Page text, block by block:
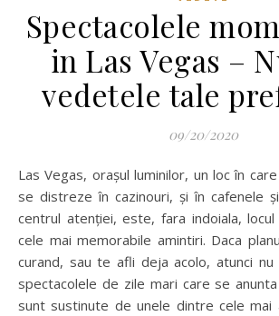
Spectacolele
in Las Vegas –
vedetele tale
09/20/2020
Las Vegas, orașul luminilor, un loc în care oamenii merg să
se distreze în cazinouri, și în cafenele
centrul atenției, este, fara indoiala,
cele mai memorabile amintiri. Daca
curand, sau te afli deja acolo, atunci
spectacolele de zile mari care se
sunt sustinute de unele dintre cele mai